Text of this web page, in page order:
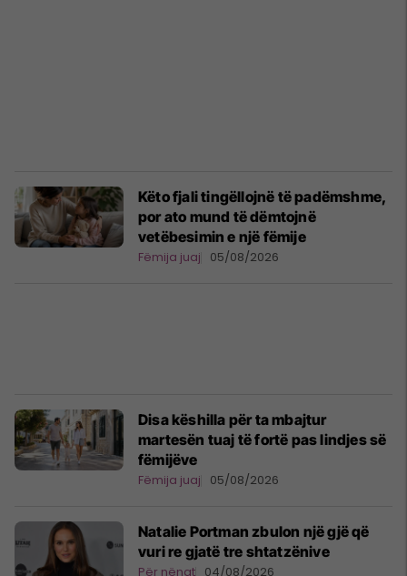
Këto fjali tingëllojnë të padëmshme,
por ato mund të dëmtojnë
vetëbesimin e një fëmije
Fëmija juaj 05/08/2026
Disa këshilla për ta mbajtur
martesën tuaj të fortë pas lindjes së
fëmijëve
Fëmija juaj 05/08/2026
Natalie Portman zbulon një gjë që
vuri re gjatë tre shtatzënive
Për nënat 04/08/2026